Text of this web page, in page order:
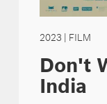
2023 | FILM
Don't
India